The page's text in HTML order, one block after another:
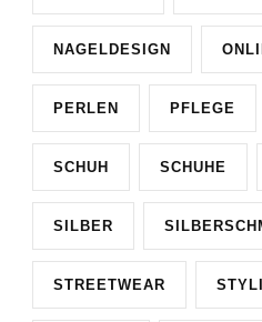
NAGELDESIGN
PERLEN PFLEGE
SCHUH SCHUHE
SILBER
STREETWEAR